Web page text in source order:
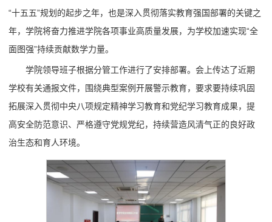
“十五五”规划的起步之年，也是深入贯彻落实教育强国部署的关键之
年，学院将奋力推进学院各项事业高质量发展，为学校加速实现“全
面图强”持续贡献数学力量。
学院领导班子根据分管工作进行了安排部署。会上传达了近期
学校有关通报文件，围绕典型案例开展警示教育，要求要持续巩固
拓展深入贯彻中央八项规定精神学习教育和党纪学习教育成果，提
高安全防范意识、严格遵守党规党纪，持续营造风清气正的良好政
治生态和育人环境。